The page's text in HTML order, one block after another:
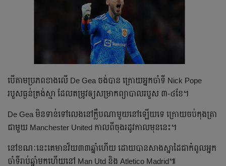
បើ​តាម​ប្រភព​ខាង​លើ​ De Gea ចង់​បាន​ ក្រោយ​អ្នកចាំទី​ Nick Pope
របួស​ធ្ងន់​ត្រង់​ស្មា​ ដែល​តម្រូវ​ឲ្យ​សម្រាក​ព្យាបាល​របួស​ ៣-៤ខែ​។
De Gea មិន​ទាន់​ទៅ​លេង​នៅ​ក្លឹប​ណា​មួយ​នៅ​ឡើយ​ទេ​ ក្រោយ​ចប់​កុងត្រា​
ជា​មួយ​ Manchester United កាល​ពី​ចុង​រដូវកាល​មុន​នេះ​។
នៅ​ខណៈ​នេះ​​គេ​មាន​វ័យ​៣៣ឆ្នាំ​ហើយ​ ដោយ​បាន​សាង​ស្នាដៃ​ជា​កំពូល​អ្នក
ចាំទី​រាប់​ឆ្នាំ​មក​ហើយ​នៅ​ Man Utd និង​ Atletico Madrid៕